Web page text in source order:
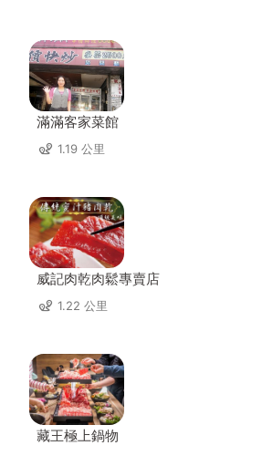
滿滿客家菜館
1.19 公里
威記肉乾肉鬆專賣店
1.22 公里
藏王極上鍋物